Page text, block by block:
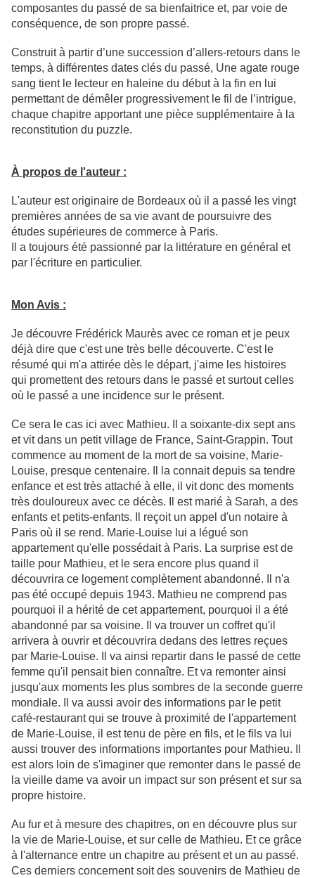
composantes du passé de sa bienfaitrice et, par voie de
conséquence, de son propre passé.
Construit à partir d’une succession d’allers-retours dans le
temps, à différentes dates clés du passé, Une agate rouge
sang tient le lecteur en haleine du début à la fin en lui
permettant de démêler progressivement le fil de l’intrigue,
chaque chapitre apportant une pièce supplémentaire à la
reconstitution du puzzle.
À propos de l'auteur :
L'auteur est originaire de Bordeaux où il a passé les vingt
premières années de sa vie avant de poursuivre des
études supérieures de commerce à Paris.
Il a toujours été passionné par la littérature en général et
par l'écriture en particulier.
Mon Avis :
Je découvre Frédérick Maurès avec ce roman et je peux
déjà dire que c'est une très belle découverte. C'est le
résumé qui m'a attirée dès le départ, j'aime les histoires
qui promettent des retours dans le passé et surtout celles
où le passé a une incidence sur le présent.
Ce sera le cas ici avec Mathieu. Il a soixante-dix sept ans
et vit dans un petit village de France, Saint-Grappin. Tout
commence au moment de la mort de sa voisine, Marie-
Louise, presque centenaire. Il la connait depuis sa tendre
enfance et est très attaché à elle, il vit donc des moments
très douloureux avec ce décès. Il est marié à Sarah, a des
enfants et petits-enfants. Il reçoit un appel d'un notaire à
Paris où il se rend. Marie-Louise lui a légué son
appartement qu'elle possédait à Paris. La surprise est de
taille pour Mathieu, et le sera encore plus quand il
découvrira ce logement complètement abandonné. Il n'a
pas été occupé depuis 1943. Mathieu ne comprend pas
pourquoi il a hérité de cet appartement, pourquoi il a été
abandonné par sa voisine. Il va trouver un coffret qu'il
arrivera à ouvrir et découvrira dedans des lettres reçues
par Marie-Louise. Il va ainsi repartir dans le passé de cette
femme qu'il pensait bien connaître. Et va remonter ainsi
jusqu'aux moments les plus sombres de la seconde guerre
mondiale. Il va aussi avoir des informations par le petit
café-restaurant qui se trouve à proximité de l'appartement
de Marie-Louise, il est tenu de père en fils, et le fils va lui
aussi trouver des informations importantes pour Mathieu. Il
est alors loin de s'imaginer que remonter dans le passé de
la vieille dame va avoir un impact sur son présent et sur sa
propre histoire.
Au fur et à mesure des chapitres, on en découvre plus sur
la vie de Marie-Louise, et sur celle de Mathieu. Et ce grâce
à l'alternance entre un chapitre au présent et un au passé.
Ces derniers concernent soit des souvenirs de Mathieu de